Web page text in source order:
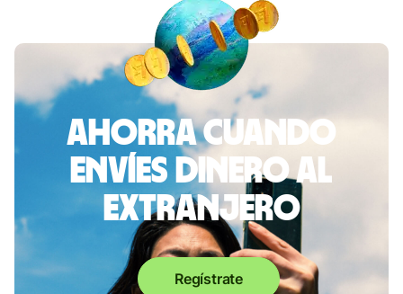
Ahorra cuando
envíes dinero al
extranjero
Regístrate